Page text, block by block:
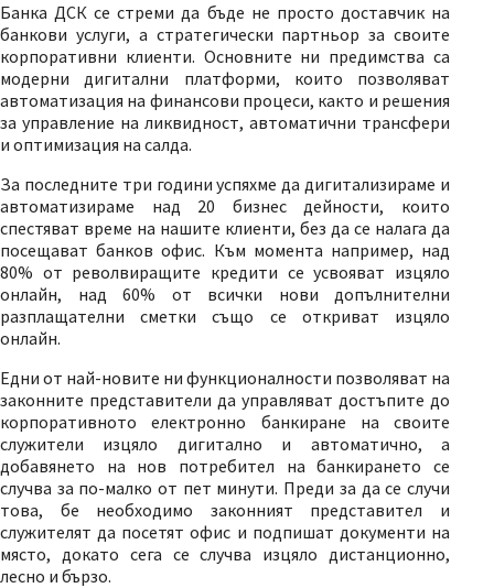
Банка ДСК се стреми да бъде не просто доставчик на
банкови услуги, а стратегически партньор за своите
корпоративни клиенти. Основните ни предимства са
модерни дигитални платформи, които позволяват
автоматизация на финансови процеси, както и решения
за управление на ликвидност, автоматични трансфери
и оптимизация на салда.
За последните три години успяхме да дигитализираме и
автоматизираме над 20 бизнес дейности, които
спестяват време на нашите клиенти, без да се налага да
посещават банков офис. Към момента например, над
80% от револвиращите кредити се усвояват изцяло
онлайн, над 60% от всички нови допълнителни
разплащателни сметки също се откриват изцяло
онлайн.
Едни от най-новите ни функционалности позволяват на
законните представители да управляват достъпите до
корпоративното електронно банкиране на своите
служители изцяло дигитално и автоматично, а
добавянето на нов потребител на банкирането се
случва за по-малко от пет минути. Преди за да се случи
това, бе необходимо законният представител и
служителят да посетят офис и подпишат документи на
място, докато сега се случва изцяло дистанционно,
лесно и бързо.